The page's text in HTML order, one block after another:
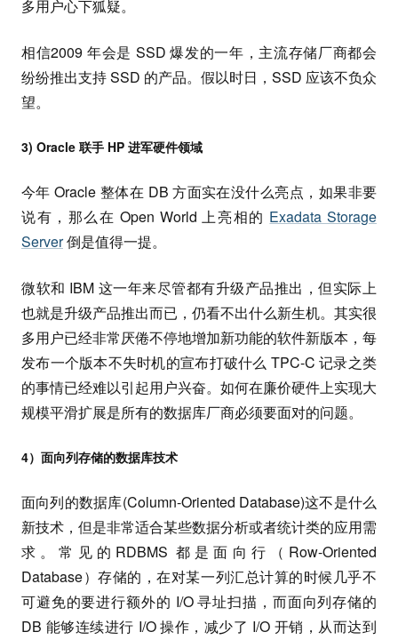
多用户心下狐疑。
相信2009 年会是 SSD 爆发的一年，主流存储厂商都会
纷纷推出支持 SSD 的产品。假以时日，SSD 应该不负众
望。
3) Oracle 联手 HP 进军硬件领域
今年 Oracle 整体在 DB 方面实在没什么亮点，如果非要
说有，那么在 Open World 上亮相的 Exadata Storage
Server倒是值得一提。
微软和 IBM 这一年来尽管都有升级产品推出，但实际上
也就是升级产品推出而已，仍看不出什么新生机。其实很
多用户已经非常厌倦不停地增加新功能的软件新版本，每
发布一个版本不失时机的宣布打破什么 TPC-C 记录之类
的事情已经难以引起用户兴奋。如何在廉价硬件上实现大
规模平滑扩展是所有的数据库厂商必须要面对的问题。
4）面向列存储的数据库技术
面向列的数据库(Column-Oriented Database)这不是什么
新技术，但是非常适合某些数据分析或者统计类的应用需
求。常见的RDBMS 都是面向行（Row-Oriented
Database）存储的，在对某一列汇总计算的时候几乎不
可避免的要进行额外的 I/O 寻址扫描，而面向列存储的
DB 能够连续进行 I/O 操作，减少了 I/O 开销，从而达到